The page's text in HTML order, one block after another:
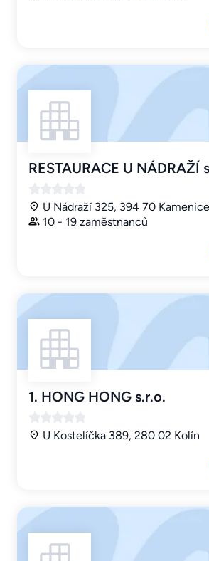
RESTAURACE U NÁDRAŽÍ
U Nádraží 325, 394 70
10 - 19 zaměstnanců
1. HONG HONG s.r.o.
U Kostelíčka 389, 280 02 Kolín